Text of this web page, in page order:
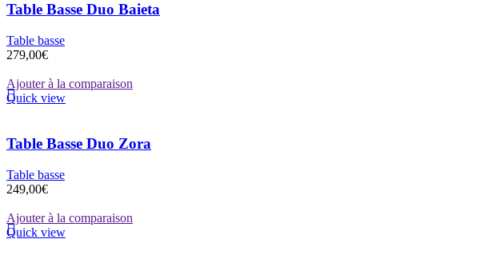
Table Basse Duo Baieta
Table basse
279,00€
Ajouter à la comparaison
Quick view
Table Basse Duo Zora
Table basse
249,00€
Ajouter à la comparaison
Quick view